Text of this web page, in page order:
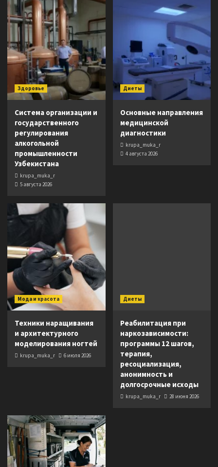
Здоровье
Система организации и
государственного
регулирования
алкогольной
промышленности
Узбекистана
krupa_muka_r
5 августа 2026
Диеты
Основные направления
медицинской
диагностики
krupa_muka_r
4 августа 2026
Мода и красота
Техники наращивания
и архитектурного
моделирования ногтей
krupa_muka_r 6 июля 2026
Диеты
Реабилитация при
наркозависимости:
программы 12 шагов,
терапия,
ресоциализация,
анонимность и
долгосрочные исходы
krupa_muka_r 28 июня 2026